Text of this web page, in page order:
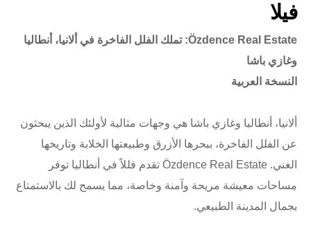
فيلا
Özdence Real Estate: تملك الفلل الفاخرة في ألانيا، أنطاليا
وغازي باشا
النسخة العربية
ألانيا، أنطاليا وغازي باشا هي وجهات مثالية لأولئك الذين يبحثون
عن الفلل الفاخرة، ببحرها الأزرق وطبيعتها الخلابة وتاريخها
الغني. Özdence Real Estate تقدم فللاً في أنطاليا توفر
مساحات معيشة مريحة وآمنة وخاصة، مما يسمح لك بالاستمتاع
بجمال المدينة الطبيعي.